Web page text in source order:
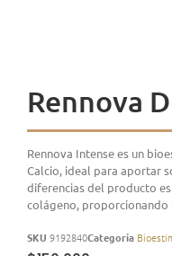
Rennova
Rennova Intense es un
Calcio, ideal para aportar
diferencias del producto
colágeno, proporcionando
SKU 9192840Categoría